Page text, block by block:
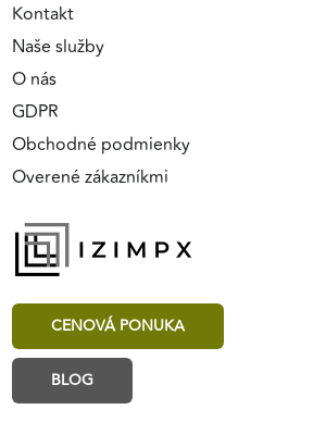
Kontakt
Naše služby
O nás
GDPR
Obchodné podmienky
Overené zákazníkmi
CENOVÁ PONUKA
BLOG